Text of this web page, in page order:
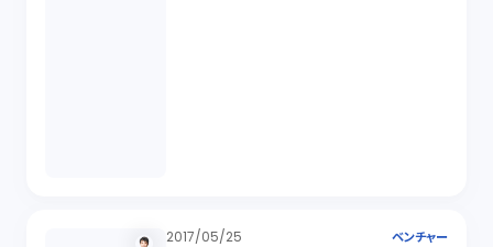
2017/05/25 ベンチャー